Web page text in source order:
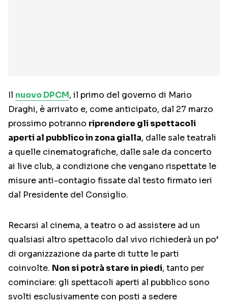
Il nuovo DPCM, il primo del governo di Mario
Draghi, è arrivato e, come anticipato, dal 27 marzo
prossimo potranno riprendere gli spettacoli
aperti al pubblico in zona gialla, dalle sale teatrali
a quelle cinematografiche, dalle sale da concerto
ai live club, a condizione che vengano rispettate le
misure anti-contagio fissate dal testo firmato ieri
dal Presidente del Consiglio.
Recarsi al cinema, a teatro o ad assistere ad un
qualsiasi altro spettacolo dal vivo richiederà un po’
di organizzazione da parte di tutte le parti
coinvolte. Non si potrà stare in piedi, tanto per
cominciare: gli spettacoli aperti al pubblico sono
svolti esclusivamente con posti a sedere